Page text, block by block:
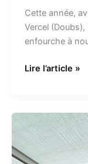
Cette année,
Vercel
enfourche à
Lire l’article »
Les
marchés
Noël